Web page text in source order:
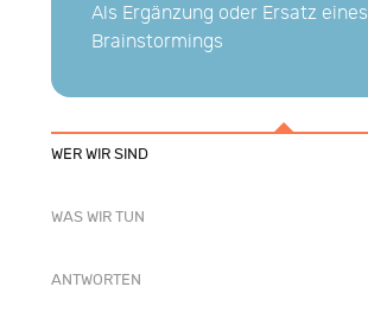
WER WIR SIND
WAS WIR TUN
ANTWORTEN
Als Ergänzung oder Ersatz eines
Brainstormings